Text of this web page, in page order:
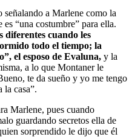
a Marlene como la
“una costumbre” para ella.
diferentes cuando les
todo el tiempo; la
el esposo de Evaluna, y la
a lo que Montaner le
te da sueño y yo me tengo
la casa”.
Marlene, pues cuando
guardando secretos ella de
sorprendido le dijo que él